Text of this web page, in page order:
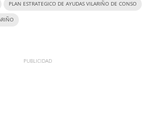
PLAN ESTRATEGICO DE AYUDAS VILARIÑO DE CONSO